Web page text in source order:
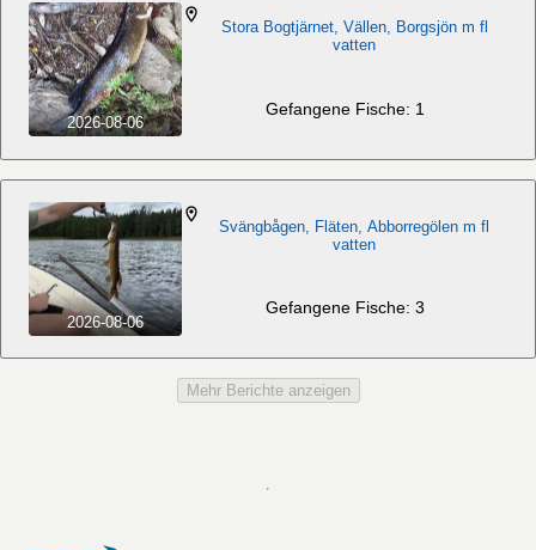
2026-08-06
Stora Bogtjärnet, Vällen, Borgsjön m fl
vatten
Gefangene Fische: 1
2026-08-06
Svängbågen, Fläten, Abborregölen m fl
vatten
Gefangene Fische: 3
Mehr Berichte anzeigen